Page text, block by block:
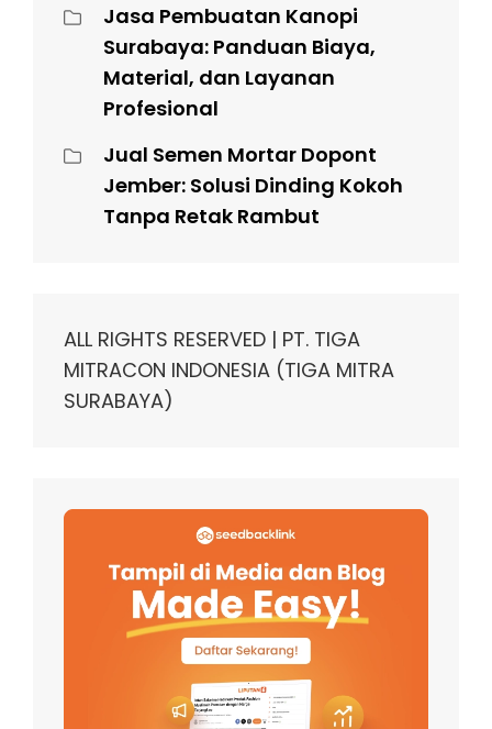
Jasa Pembuatan Kanopi
Surabaya: Panduan Biaya,
Material, dan Layanan
Profesional
Jual Semen Mortar Dopont
Jember: Solusi Dinding Kokoh
Tanpa Retak Rambut
ALL RIGHTS RESERVED | PT. TIGA
MITRACON INDONESIA (TIGA MITRA
SURABAYA)